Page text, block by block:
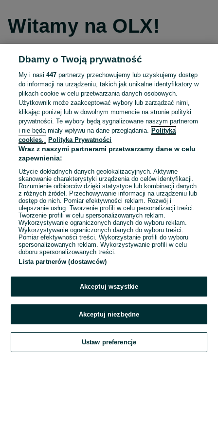
Witamy na OLX!
Kontynuuj przez Facebooka
Kontynuuj przez konto Apple
Kontynuuj przez konto Google
LUB
E-mail
Hasło
Zaloguj się
Kontynuując za pośrednictwem jednego z dostawców wskazanych powyżej,
OLX.pl w jego aktualnym brzmieniu.
Dbamy o Twoją prywatność
My i nasi447 partnerzy przechowujemy lub uzyskujemy dostęp
do informacji na urządzeniu, takich jak unikalne identyfikatory w
plikach cookie w celu przetwarzania danych osobowych.
Użytkownik może zaakceptować wybory lub zarządzać nimi,
klikając poniżej lub w dowolnym momencie na stronie polityki
prywatności. Te wybory będą sygnalizowane naszym partnerom
i nie będą miały wpływu na dane przeglądania.
Polityka
cookies,
Polityka Prywatności
Wraz z naszymi partnerami przetwarzamy dane w celu
zapewnienia:
Użycie dokładnych danych geolokalizacyjnych. Aktywne
skanowanie charakterystyki urządzenia do celów identyfikacji.
Rozumienie odbiorców dzięki statystyce lub kombinacji danych
z różnych źródeł. Przechowywanie informacji na urządzeniu lub
dostęp do nich. Pomiar efektywności reklam. Rozwój i
ulepszanie usług. Tworzenie profili w celu personalizacji treści.
Tworzenie profili w celu spersonalizowanych reklam.
Wykorzystywanie ograniczonych danych do wyboru reklam.
Wykorzystywanie ograniczonych danych do wyboru treści.
Pomiar efektywności treści. Wykorzystanie profili do wyboru
spersonalizowanych reklam. Wykorzystywanie profili w celu
doboru spersonalizowanych treści.
Lista partnerów (dostawców)
Akceptuj wszystkie
Akceptuj niezbędne
Ustaw preferencje